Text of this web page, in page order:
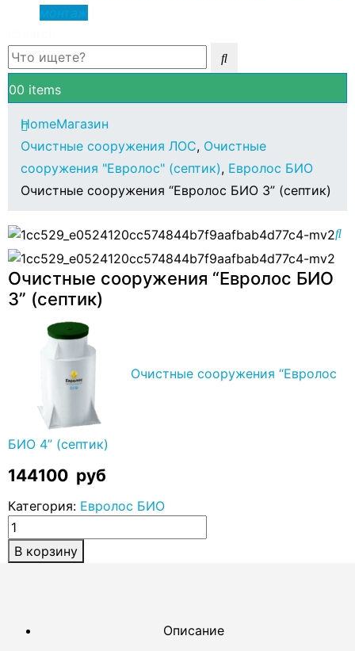
00 items
HomeМагазин
Очистные сооружения ЛОС, Очистные
сооружения "Евролос" (септик), Евролос БИО
Очистные сооружения “Евролос БИО 3” (септик)
Очистные сооружения “Евролос БИО
3” (септик)
Очистные сооружения “Евролос
БИО 4” (септик)
144100 руб
Категория: Евролос БИО
В корзину
Описание